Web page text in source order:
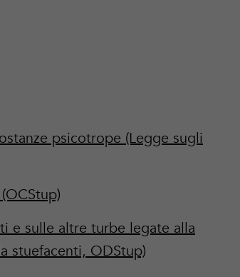
psicotrope (Legge sugli
e sulle altre turbe legate alla
stuefacenti, ODStup)